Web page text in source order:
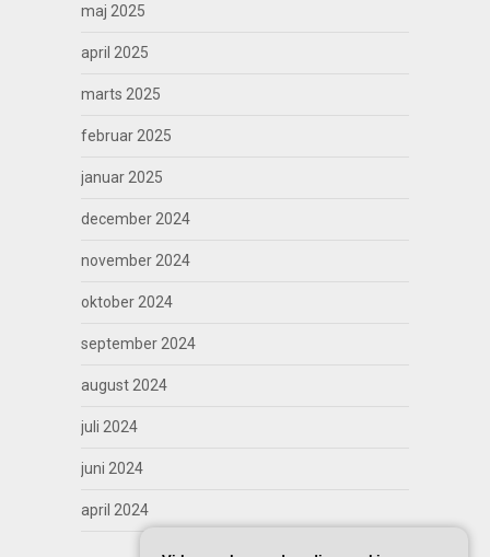
maj 2025
april 2025
marts 2025
februar 2025
januar 2025
december 2024
november 2024
oktober 2024
september 2024
august 2024
juli 2024
juni 2024
april 2024